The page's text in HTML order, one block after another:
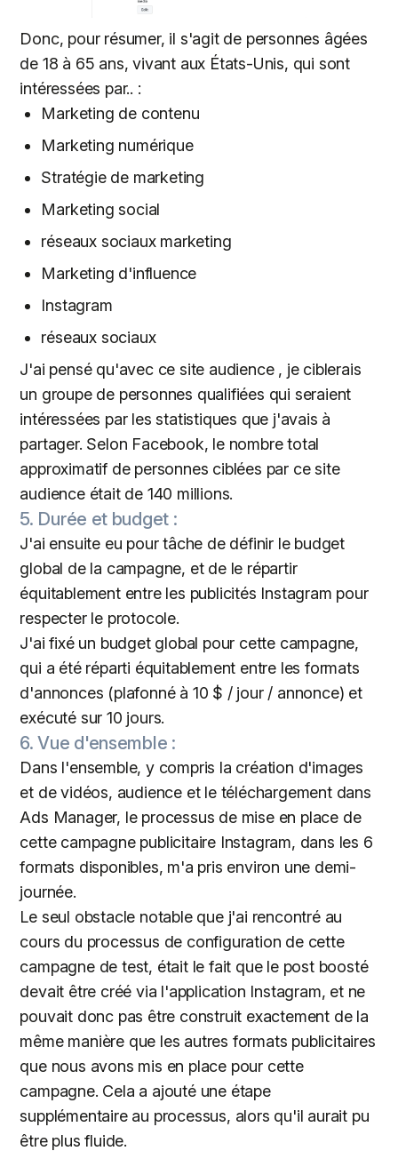
Donc, pour résumer, il s'agit de personnes âgées
de 18 à 65 ans, vivant aux États-Unis, qui sont
intéressées par.. :
Marketing de contenu
Marketing numérique
Stratégie de marketing
Marketing social
réseaux sociaux marketing
Marketing d'influence
Instagram
réseaux sociaux
J'ai pensé qu'avec ce site audience , je ciblerais
un groupe de personnes qualifiées qui seraient
intéressées par les statistiques que j'avais à
partager. Selon Facebook, le nombre total
approximatif de personnes ciblées par ce site
audience était de 140 millions.
5. Durée et budget :
J'ai ensuite eu pour tâche de définir le budget
global de la campagne, et de le répartir
équitablement entre les publicités Instagram pour
respecter le protocole.
J'ai fixé un budget global pour cette campagne,
qui a été réparti équitablement entre les formats
d'annonces (plafonné à 10 $ / jour / annonce) et
exécuté sur 10 jours.
6. Vue d'ensemble :
Dans l'ensemble, y compris la création d'images
et de vidéos, audience et le téléchargement dans
Ads Manager, le processus de mise en place de
cette campagne publicitaire Instagram, dans les 6
formats disponibles, m'a pris environ une demi-
journée.
Le seul obstacle notable que j'ai rencontré au
cours du processus de configuration de cette
campagne de test, était le fait que le post boosté
devait être créé via l'application Instagram, et ne
pouvait donc pas être construit exactement de la
même manière que les autres formats publicitaires
que nous avons mis en place pour cette
campagne. Cela a ajouté une étape
supplémentaire au processus, alors qu'il aurait pu
être plus fluide.